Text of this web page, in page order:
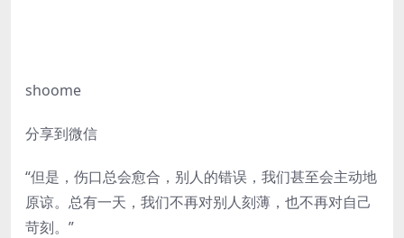
shoome
分享到微信
“但是，伤口总会愈合，别人的错误，我们甚至会主动地
原谅。总有一天，我们不再对别人刻薄，也不再对自己
苛刻。”